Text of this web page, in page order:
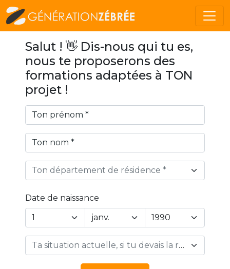
Salut ! 👋 Dis-nous qui tu es,
nous te proposerons des
formations adaptées à TON
projet !
Ton département de résidence *
Date de naissance
Year
Day
Ta situation actuelle, si tu devais la résumer en 1 mot… *